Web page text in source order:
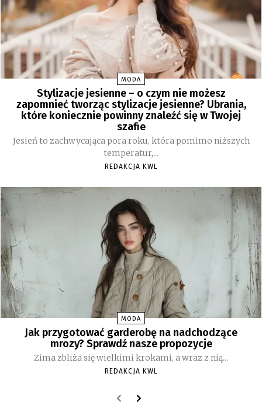
MODA
Stylizacje jesienne – o czym nie możesz
zapomnieć tworząc stylizacje jesienne? Ubrania,
które koniecznie powinny znaleźć się w Twojej
szafie
Jesień to zachwycająca pora roku, która pomimo niższych
temperatur,...
REDAKCJA KWL
MODA
Jak przygotować garderobę na nadchodzące
mrozy? Sprawdź nasze propozycje
Zima zbliża się wielkimi krokami, a wraz z nią...
REDAKCJA KWL